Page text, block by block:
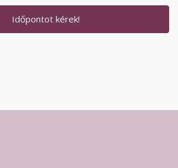
Időpontot kérek!